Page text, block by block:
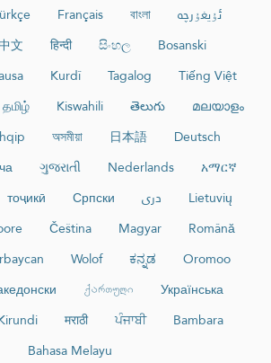
ئۇيغۇرچە
বাংলা
Français
Bosanski
සිංහල
हिन्दी
文
Tiếng Việt
Tagalog
Kurdî
മലയാളം
తెలుగు
Kiswahili
தமிழ்
Deutsch
日本語
অসমীয়া
አማርኛ
Nederlands
ગુજરાતી
Lietuvių
دری Српски
тоҷикӣ
Română
Magyar
Čeština
Oromoo
ಕನ್ನಡ
Wolof
Українська
ქართული
Bambara
ਪੰਜਾਬੀ
मराठी
Bahasa Melayu